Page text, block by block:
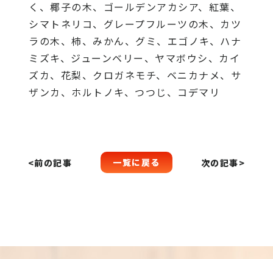
く、椰子の木、ゴールデンアカシア、紅葉、
シマトネリコ、グレープフルーツの木、カツ
ラの木、柿、みかん、グミ、エゴノキ、ハナ
ミズキ、ジューンベリー、ヤマボウシ、カイ
ズカ、花梨、クロガネモチ、ベニカナメ、サ
ザンカ、ホルトノキ、つつじ、コデマリ
<前の記事 一覧に戻る 次の記事>